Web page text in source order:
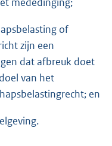
mededinging;
of
zijn een
dat afbreuk doet
van het
en